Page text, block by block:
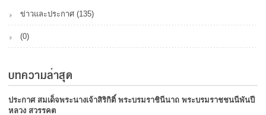
ข่าวและประกาศ (135)
(0)
บทความล่าสุด
ประกาศ สมเด็จพระนางเจ้าสิริกิติ์ พระบรมราชินีนาถ พระบรมราชชนนีพันปี
หลวง สวรรคต